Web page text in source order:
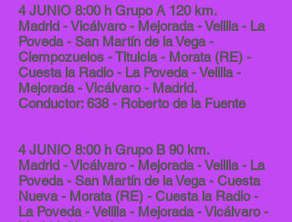
4 JUNIO 8:00 h Grupo A 120 km.
Madrid - Vicálvaro - Mejorada - Velilla - La
Poveda - San Martín de la Vega -
Ciempozuelos - Titulcia - Morata (RE) -
Cuesta la Radio - La Poveda - Velilla -
Mejorada - Vicálvaro - Madrid.
Conductor: 638 - Roberto de la Fuente
4 JUNIO 8:00 h Grupo B 90 km.
Madrid - Vicálvaro - Mejorada - Velilla - La
Poveda - San Martín de la Vega - Cuesta
Nueva - Morata (RE) - Cuesta la Radio -
La Poveda - Velilla - Mejorada - Vicálvaro -